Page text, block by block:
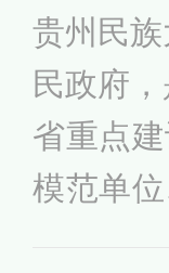
贵州民
民政府
省重点
模范单